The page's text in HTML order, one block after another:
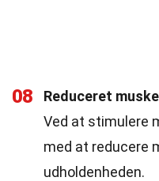
08
Reduceret
Ved at stimulere
med at reducere
udholdenheden.